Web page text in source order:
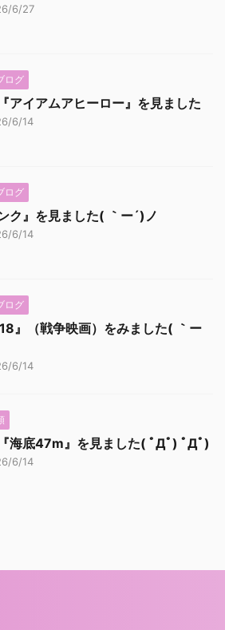
6/27
ログ
アイアムアヒーロー』を見ました
6/14
ログ
ク』を見ました( ｀ー´)ノ
6/14
ログ
』（戦争映画）をみました( ｀ー
6/14
海底47m』を見ました( ﾟДﾟ) ﾟДﾟ)
6/14